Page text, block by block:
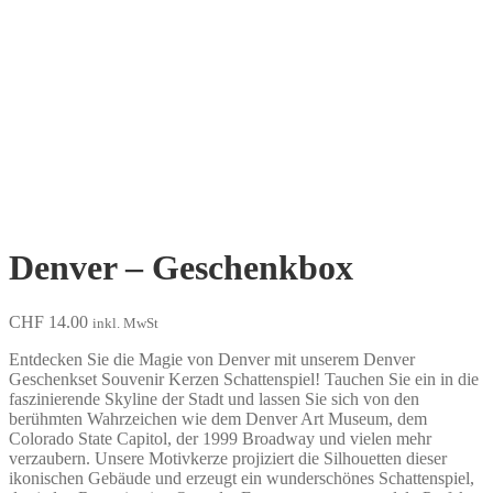
Denver – Geschenkbox
CHF 14.00 inkl. MwSt
Entdecken Sie die Magie von Denver mit unserem Denver
Geschenkset Souvenir Kerzen Schattenspiel! Tauchen Sie ein in die
faszinierende Skyline der Stadt und lassen Sie sich von den
berühmten Wahrzeichen wie dem Denver Art Museum, dem
Colorado State Capitol, der 1999 Broadway und vielen mehr
verzaubern. Unsere Motivkerze projiziert die Silhouetten dieser
ikonischen Gebäude und erzeugt ein wunderschönes Schattenspiel,